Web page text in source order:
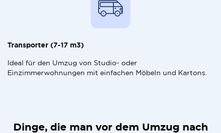
Transporter (7-17 m3)
Ideal für den Umzug von Studio- oder
Einzimmerwohnungen mit einfachen Möbeln und Kartons.
Dinge, die man vor dem Umzug nach